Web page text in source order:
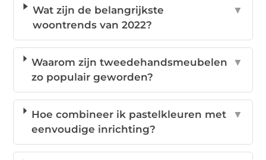
Wat zijn de belangrijkste
woontrends van 2022?
▼
Waarom zijn tweedehandsmeubelen
zo populair geworden?
▼
Hoe combineer ik pastelkleuren met
eenvoudige inrichting?
▼